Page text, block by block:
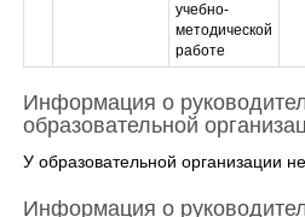
учебно-
методической
работе
Информация о
образовательной
У образовательной организации
Информация о